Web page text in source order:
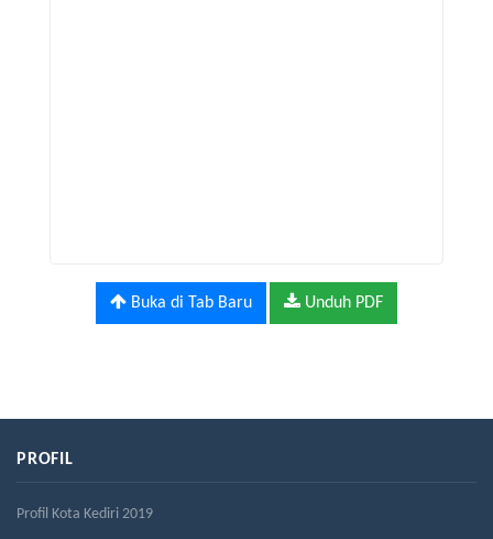
Buka di Tab Baru Unduh PDF
PROFIL
Profil Kota Kediri 2019